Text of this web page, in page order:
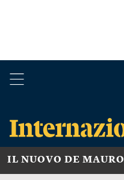
IL NUOVO DE MAURO